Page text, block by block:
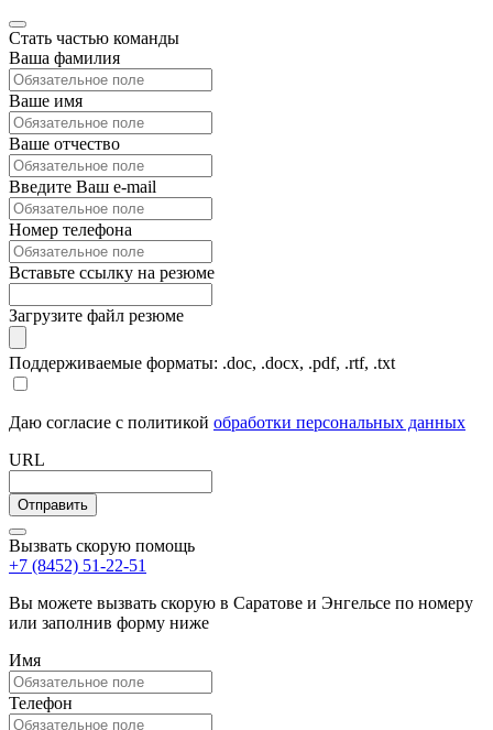
Стать частью команды
Ваша фамилия
Ваше имя
Ваше отчество
Введите Ваш e-mail
Номер телефона
Вставьте ссылку на резюме
Загрузите файл резюме
Поддерживаемые форматы: .doc, .docx, .pdf, .rtf, .txt
Даю согласие с политикой обработки персональных данных
URL
Вызвать скорую помощь
+7 (8452) 51-22-51
Вы можете вызвать скорую в Саратове и Энгельсе по номеру
или заполнив форму ниже
Имя
Телефон